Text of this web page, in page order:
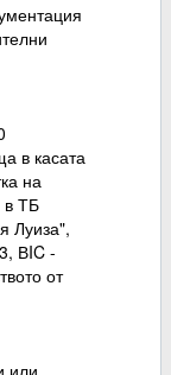
в касата
на
ТБ
Луиза",
ВIC -
от
или